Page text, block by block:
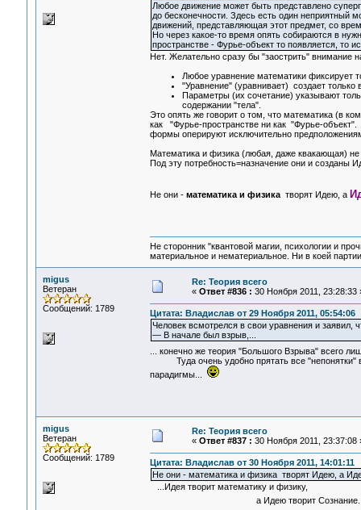
Любое движение может быть представлено
до бесконечности. Здесь есть один неприятный
движений, представляющая этот предмет, со
Но через какое-то время опять собираются в
пространстве - Фурье-объект то появляется, то
Нет. Желательно сразу бы "заострить" внимание
Любое уравнение математики фиксирует
"Уравнение" (уравнивает) создает только
Параметры (их сочетание) указывают
содержании "тела".
Это опять же говорит о том, что математика (в
как "Фурье-пространстве ни как "Фурье-
формы оперируют исключительно
Математика и физика (любая, даже квакающая)
Под эту потребность=назначение они и созданы
Не они -математика и физикатворят Идею, а
Не сторонник "квантовой магии, психологии и
материальное и нематериальное. Ни в коей
migus
Ветеран
Сообщений: 1789
Re: Теория всего
« Ответ #836 : 30 Ноября 2011, 23:28:33
Цитата: Владислав от 29 Ноября 2011, 05:54:06
Человек всмотрелся в свои уравнения и заявил,
— В начале был взрыв,...
... конечно же теория "Большого Взрыва" всего
Туда очень удобно прятать все "непонятки"
парадигмы...
migus
Ветеран
Сообщений: 1789
Re: Теория всего
« Ответ #837 : 30 Ноября 2011, 23:37:08
Цитата: Владислав от 30 Ноября 2011, 14:01:11
Не они - математика и физика творят Идею, а
...Идея творит математику и физику,
а Идею творит